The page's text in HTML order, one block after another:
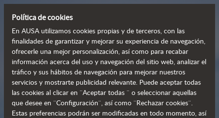
Manipuladores
telescópicos
compactos y versátiles
Política de cookies
En AUSA utilizamos cookies propias y de terceros, con las
finalidades de garantizar y mejorar su experiencia de navegación,
ofrecerle una mejor personalización, así como para recabar
información acerca del uso y navegación del sitio web, analizar el
tráfico y sus hábitos de navegación para mejorar nuestros
servicios y mostrarte publicidad relevante. Puede aceptar todas
las cookies al clicar en ¨Aceptar todas ¨ o seleccionar aquellas
que desee en ¨Configuración¨, así como ¨Rechazar cookies¨.
Estas preferencias podrán ser modificadas en todo momento, así